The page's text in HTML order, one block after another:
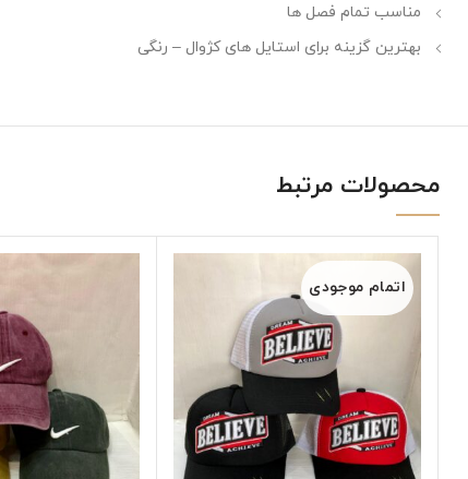
مناسب تمام فصل ها
بهترین گزینه برای استایل های کژوال – رنگی
محصولات مرتبط
اتمام موجودی